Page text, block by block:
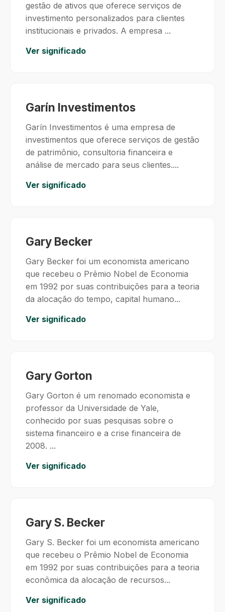
gestão de ativos que oferece serviços de
investimento personalizados para clientes
institucionais e privados. A empresa ...
Ver significado
Garín Investimentos
Garín Investimentos é uma empresa de
investimentos que oferece serviços de gestão
de patrimônio, consultoria financeira e
análise de mercado para seus clientes....
Ver significado
Gary Becker
Gary Becker foi um economista americano
que recebeu o Prêmio Nobel de Economia
em 1992 por suas contribuições para a teoria
da alocação do tempo, capital humano...
Ver significado
Gary Gorton
Gary Gorton é um renomado economista e
professor da Universidade de Yale,
conhecido por suas pesquisas sobre o
sistema financeiro e a crise financeira de
2008. ...
Ver significado
Gary S. Becker
Gary S. Becker foi um economista americano
que recebeu o Prêmio Nobel de Economia
em 1992 por suas contribuições para a teoria
econômica da alocação de recursos...
Ver significado